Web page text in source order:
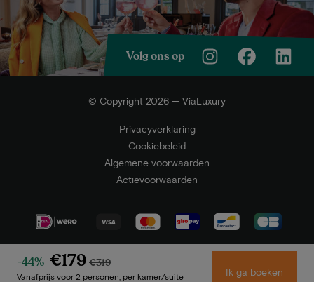
-44% €179 €319
Vanafprijs voor 2 personen, per kamer/suite Ik ga boeken
Volg ons op
© Copyright 2026 — ViaLuxury
Privacyverklaring
Cookiebeleid
Algemene voorwaarden
Actievoorwaarden